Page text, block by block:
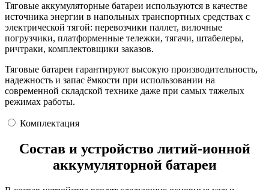
Тяговые аккумуляторные батареи используются в качестве
источника энергии в напольных транспортных средствах с
электрической тягой: перевозчики паллет, вилочные
погрузчики, платформенные тележки, тягачи, штабелеры,
ричтраки, комплектовщики заказов.
Тяговые батареи гарантируют высокую производительность,
надежность и запас ёмкости при использовании на
современной складской технике даже при самых тяжелых
режимах работы.
Комплектация
Состав и устройство литий-ионной
аккумуляторной батареи